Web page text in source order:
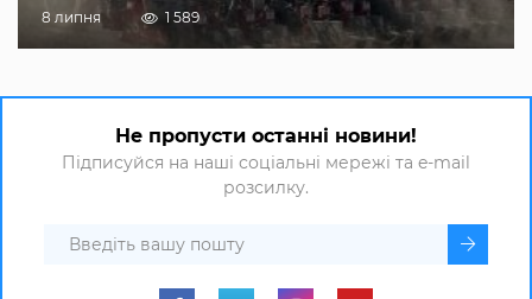
8 липня 1 589
Не пропусти останні новини!
Підписуйся на наші соціальні мережі та e-mail
розсилку.